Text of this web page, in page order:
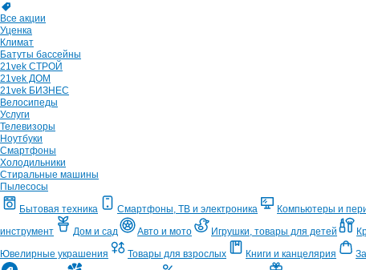
Все акции
Уценка
Климат
Батуты бассейны
21vek СТРОЙ
21vek ДОМ
21vek БИЗНЕС
Велосипеды
Услуги
Телевизоры
Ноутбуки
Смартфоны
Холодильники
Стиральные машины
Пылесосы
Бытовая техника
Смартфоны, ТВ и электроника Компьютеры и
инструмент
Дом и сад Авто и мото Игрушки, товары для детей
Ювелирные украшения
Товары для взрослых Книги и канцелярия